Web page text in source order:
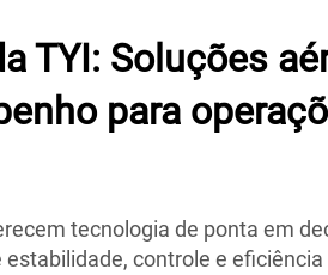
TYI: Soluções
para
tecnologia de ponta em
controle e eficiência